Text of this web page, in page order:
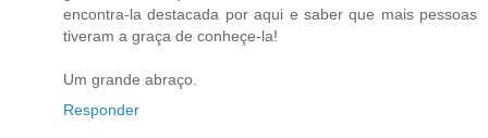
encontra-la destacada por aqui e saber que mais pessoas
tiveram a graça de conheçe-la!
Um grande abraço.
Responder